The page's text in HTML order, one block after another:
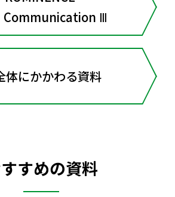
Communication Ⅲ
体にかかわる資料
すめの資料